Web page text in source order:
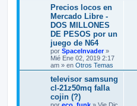
Precios locos en
Mercado Libre -
DOS MILLONES
DE PESOS por un
juego de N64
por SpaceInvader»
Mié Ene 02, 2019 2:17
am » en Otros Temas
televisor samsung
cl-21z50mq falla
cojin (?)
por eco_funk » Vie Dic